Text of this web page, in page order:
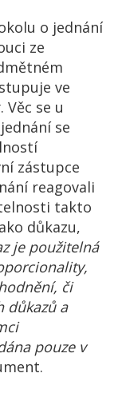
u o jednání
ze
ve
Věc se u
se
zástupce
reagovali
takto
důkazu,
je použitelná
či
důkazů a
pouze v